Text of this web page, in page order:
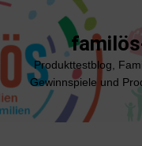
Zum
springen
Produkttestblog,
Gewinnspiele und